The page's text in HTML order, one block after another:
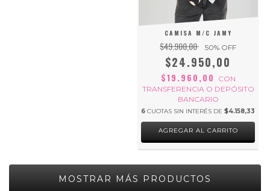
CAMISA M/C JAMY
$49.900,00 50% OFF
$24.950,00
$19.960,00
CON
TRANSFERENCIA O DEPÓSITO
BANCARIO
6 CUOTAS SIN INTERÉS DE $4.158,33
AGREGAR AL CARRITO
MOSTRAR MÁS PRODUCTOS